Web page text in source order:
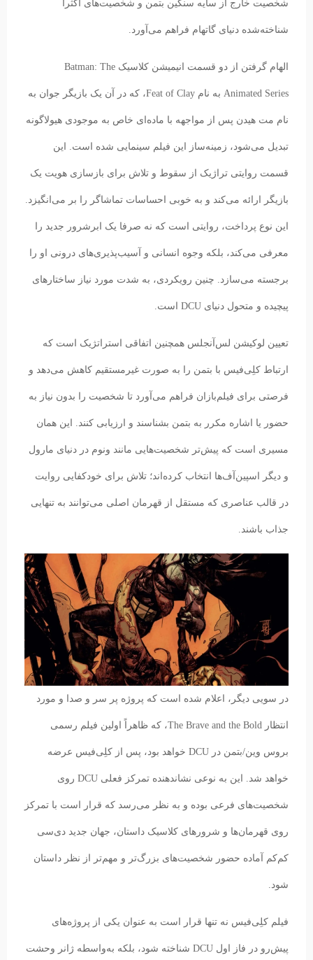
شخصیت خارج از سایه سنگین بتمن و شخصیت‌های اکثرا
شناخته‌شده‌ دنیای گاتهام فراهم می‌آورد.
الهام گرفتن از دو قسمت انیمیشن کلاسیک Batman: The
Animated Series به نام Feat of Clay، که در آن یک بازیگر جوان به
نام مت هیدن پس از مواجهه با ماده‌ای خاص به موجودی هیولاگونه
تبدیل می‌شود، زمینه‌ساز این فیلم سینمایی شده است. این
قسمت روایتی تراژیک از سقوط و تلاش برای بازسازی هویت یک
بازیگر ارائه می‌کند و به خوبی احساسات تماشاگر را بر می‌انگیزد.
این نوع پرداخت، روایتی است که نه صرفا یک ابرشرور جدید را
معرفی می‌کند، بلکه وجوه انسانی و آسیب‌پذیری‌های درونی او را
برجسته می‌سازد. چنین رویکردی، به شدت مورد نیاز ساختارهای
پیچیده و متحول دنیای DCU است.
تعیین لوکیشن لس‌آنجلس همچنین اتفاقی استراتژیک است که
ارتباط کلِی‌فیس با بتمن را به صورت غیرمستقیم کاهش می‌دهد و
فرصتی برای فیلم‌بازان فراهم می‌آورد تا شخصیت را بدون نیاز به
حضور یا اشاره مکرر به بتمن بشناسند و ارزیابی کنند. این همان
مسیری است که پیش‌تر شخصیت‌هایی مانند ونوم در دنیای مارول
و دیگر اسپین‌آف‌ها انتخاب کرده‌اند؛ تلاش برای خودکفایی روایت
در قالب عناصری که مستقل از قهرمان اصلی می‌توانند به تنهایی
جذاب باشند.
در سویی دیگر، اعلام شده است که پروژه پر سر و صدا و مورد
انتظار The Brave and the Bold، که ظاهراً اولین فیلم رسمی
بروس وین/بتمن در DCU خواهد بود، پس از کلِی‌فیس عرضه
خواهد شد. این به نوعی نشاندهنده تمرکز فعلی DCU روی
شخصیت‌های فرعی بوده و به نظر می‌رسد که قرار است با تمرکز
روی قهرمان‌ها و شرورهای کلاسیک داستان، جهان جدید دی‌سی
کم‌کم آماده حضور شخصیت‌های بزرگ‌تر و مهم‌تر از نظر داستان
شود.
فیلم کلِی‌فیس نه تنها قرار است به عنوان یکی از پروژه‌های
پیش‌رو در فاز اول DCU شناخته شود، بلکه به‌واسطه ژانر وحشت